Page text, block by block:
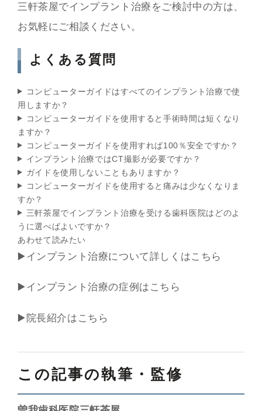
三軒茶屋でインプラント治療をご検討中の方は、
お気軽にご相談ください。
よくある質問
コンピューターガイドはすべてのインプラント治療で使
用しますか？
コンピューターガイドを使用すると手術時間は短くなり
ますか？
コンピューターガイドを使用すれば100％安全ですか？
インプラント治療ではCT撮影が必要ですか？
ガイドを使用しないこともありますか？
コンピューターガイドを使用すると痛みは少なくなりま
すか？
三軒茶屋でインプラント治療を受ける歯科医院はどのよ
うに選べばよいですか？
あわせて読みたい
▶️インプラント治療について詳しくはこちら
▶️インプラント治療の症例はこちら
▶️院長紹介はこちら
この記事の執筆・監修